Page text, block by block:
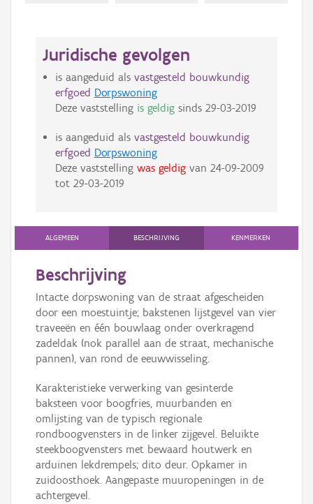
Juridische gevolgen
is aangeduid als vastgesteld bouwkundig
erfgoed Dorpswoning
Deze vaststelling is geldigsinds 29-03-2019
is aangeduid als vastgesteld bouwkundig
erfgoed Dorpswoning
Deze vaststelling was geldigvan 24-09-2009
tot 29-03-2019
ALGEMEEN BESCHRIJVING KENMERKEN
Beschrijving
Intacte dorpswoning van de straat afgescheiden
door een moestuintje; bakstenen lijstgevel van vier
traveeën en één bouwlaag onder overkragend
zadeldak (nok parallel aan de straat, mechanische
pannen), van rond de eeuwwisseling.
Karakteristieke verwerking van gesinterde
baksteen voor boogfries, muurbanden en
omlijsting van de typisch regionale
rondboogvensters in de linker zijgevel. Beluikte
steekboogvensters met bewaard houtwerk en
arduinen lekdrempels; dito deur. Opkamer in
zuidoosthoek. Aangepaste muuropeningen in de
achtergevel.